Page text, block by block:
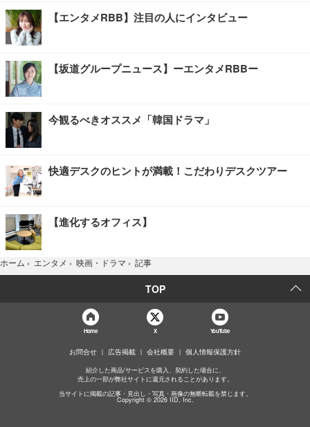
【エンタメRBB】注目の人にインタビュー
【坂道グループニュース】ーエンタメRBBー
今観るべきオススメ「韓国ドラマ」
快適デスクのヒントが満載！こだわりデスクツアー
【進化するオフィス】
ホーム › エンタメ › 映画・ドラマ › 記事
TOP
Home X YouTube
お問合せ 広告掲載 会社概要 個人情報保護方針
紹介した商品/サービスを購入、契約した場合に、
売上の一部が弊社サイトに還元されることがあります。
当サイトに掲載の記事・見出し・写真・画像の無断転載を禁じます。
Copyright © 2026 IID, Inc.